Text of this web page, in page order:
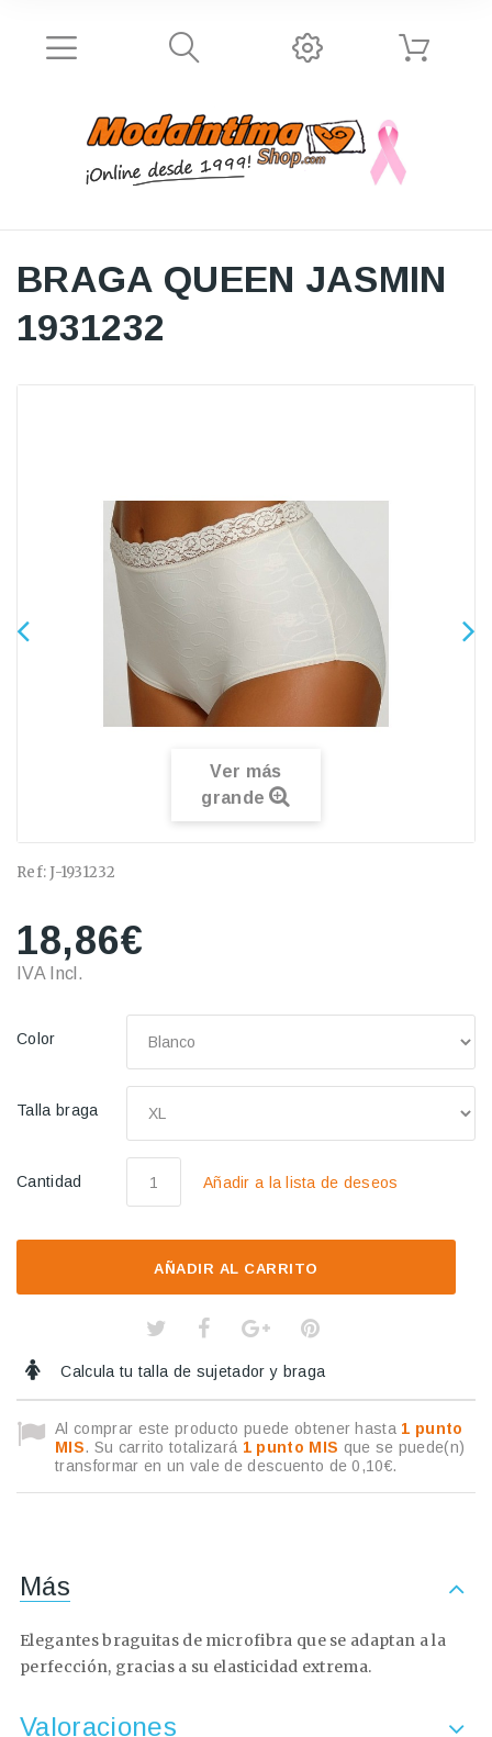
BRAGA QUEEN JASMIN
1931232
Ver más
grande
Ref: J-1931232
18,86€
IVA Incl.
Color
Talla braga
Cantidad Añadir a la lista de deseos
AÑADIR AL CARRITO
Calcula tu talla de sujetador y braga
Al comprar este producto puede obtener hasta 1 punto
MIS. Su carrito totalizará 1punto MIS que se puede(n)
transformar en un vale de descuento de0,10€.
Más
Elegantes braguitas de microfibra que se adaptan a la
perfección, gracias a su elasticidad extrema.
Valoraciones